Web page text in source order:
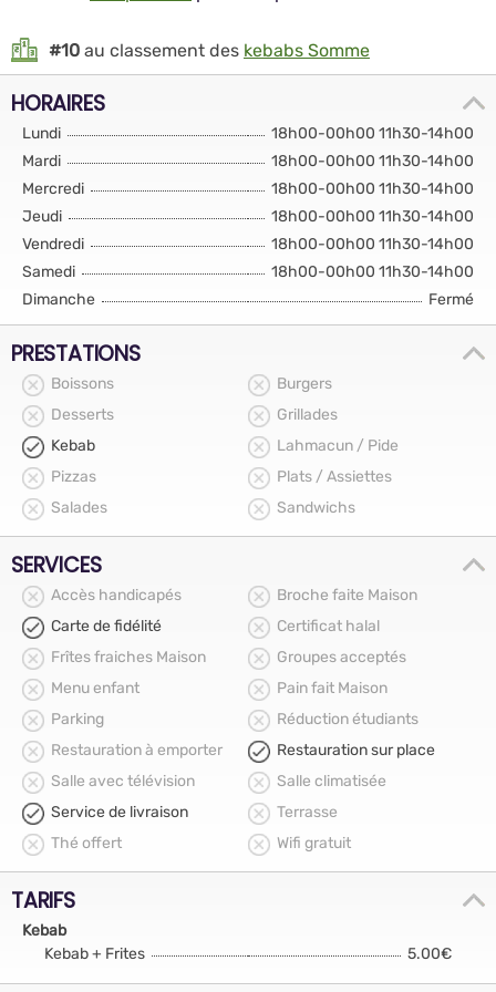
#10 au classement des kebabs Somme
HORAIRES
Lundi
18h00-00h00 11h30-14h00
Mardi
18h00-00h00 11h30-14h00
Mercredi
18h00-00h00 11h30-14h00
Jeudi
18h00-00h00 11h30-14h00
Vendredi
18h00-00h00 11h30-14h00
Samedi
18h00-00h00 11h30-14h00
Dimanche
Fermé
PRESTATIONS
Boissons
Burgers
Desserts
Grillades
Kebab
Lahmacun / Pide
Pizzas
Plats / Assiettes
Salades
Sandwichs
SERVICES
Accès handicapés
Broche faite Maison
Carte de fidélité
Certificat halal
Frîtes fraiches Maison
Groupes acceptés
Menu enfant
Pain fait Maison
Parking
Réduction étudiants
Restauration à emporter
Restauration sur place
Salle avec télévision
Salle climatisée
Service de livraison
Terrasse
Thé offert
Wifi gratuit
TARIFS
Kebab
Kebab + Frites
5.00€